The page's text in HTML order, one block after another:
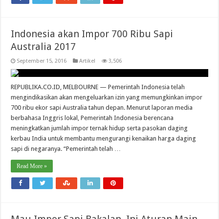
Indonesia akan Impor 700 Ribu Sapi
Australia 2017
September 15, 2016 Artikel 3,506
REPUBLIKA.CO.ID, MELBOURNE — Pemerintah Indonesia telah
mengindikasikan akan mengeluarkan izin yang memungkinkan impor
700 ribu ekor sapi Australia tahun depan. Menurut laporan media
berbahasa Inggris lokal, Pemerintah Indonesia berencana
meningkatkan jumlah impor ternak hidup serta pasokan daging
kerbau India untuk membantu mengurangi kenaikan harga daging
sapi di negaranya. “Pemerintah telah …
Read More »